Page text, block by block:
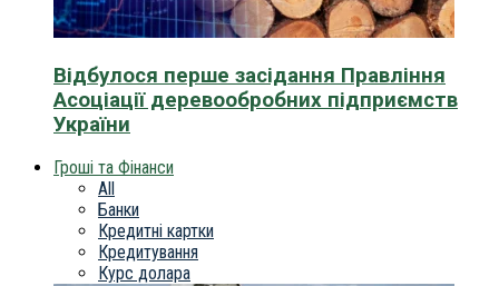
Відбулося перше засідання Правління
Асоціації деревообробних підприємств
України
Гроші та Фінанси
All
Банки
Кредитні картки
Кредитування
Курс долара